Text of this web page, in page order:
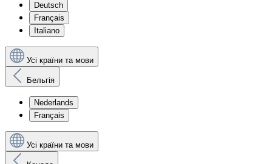
Deutsch
Français
Italiano
Усі країни та мови
Бельгія
Nederlands
Français
Усі країни та мови